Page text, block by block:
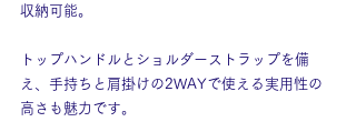
収納可能。
トップハンドルとショルダーストラップを備
え、手持ちと肩掛けの2WAYで使える実用性の
高さも魅力です。